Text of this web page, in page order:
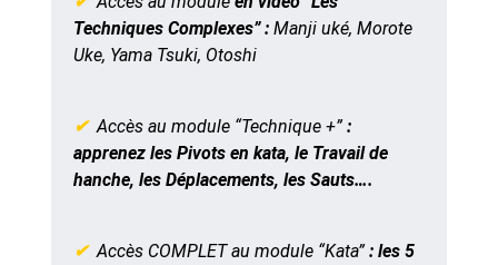
Techniques Complexes” : Manji uké, Morote
Uke, Yama Tsuki, Otoshi
✔ Accès au module “Technique +”:
apprenez les Pivots en kata, le Travail de
hanche, les Déplacements, les Sauts….
✔ Accès COMPLET au module “Kata”: les 5